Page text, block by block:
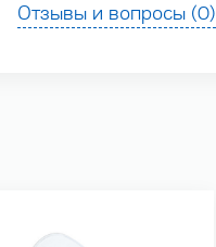
Отзывы и вопросы (0)